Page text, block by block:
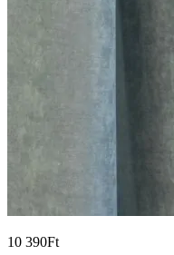
10 390Ft